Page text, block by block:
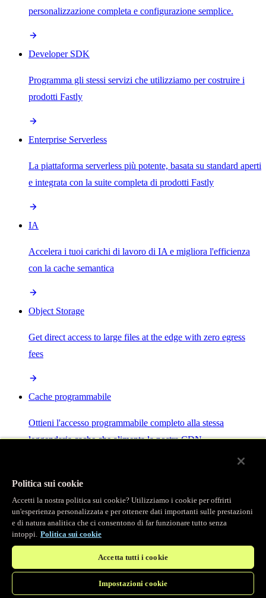
personalizzazione completa e configurazione semplice.
Developer SDK
Programma gli stessi servizi che utilizziamo per costruire i
prodotti Fastly
Enterprise Serverless
La piattaforma serverless più potente, basata su standard aperti
e integrata con la suite completa di prodotti Fastly
IA
Accelera i tuoi carichi di lavoro di IA e migliora l'efficienza
con la cache semantica
Object Storage
Get direct access to large files at the edge with zero egress
fees
Cache programmabile
Ottieni l'accesso programmabile completo alla stessa
leggendaria cache che alimenta la nostra CDN.
Server MCP
Controllo potenziato dall'IA per i tuoi servizi Fastly.
Politica sui cookie
Accetti la nostra politica sui cookie? Utilizziamo i cookie per offrirti
un'esperienza personalizzata e per ottenere dati importanti sulle prestazioni
e di natura analitica che ci consentono di far funzionare tutto senza
intoppi. Politica sui cookie
Accetta tutti i cookie
Impostazioni cookie